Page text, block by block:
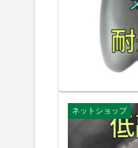
ネットショップ